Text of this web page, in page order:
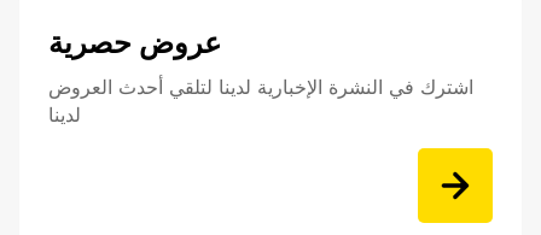
عروض حصرية
اشترك في النشرة الإخبارية لدينا لتلقي أحدث العروض
لدينا